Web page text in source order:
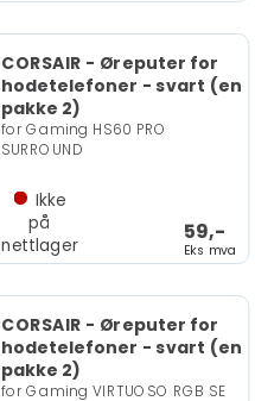
CORSAIR - Øreputer for
hodetelefoner - svart (en
pakke 2)
for Gaming HS60 PRO
SURROUND
59,-
Eks mva
Ikke
på
nettlager
CORSAIR - Øreputer for
hodetelefoner - svart (en
pakke 2)
for Gaming VIRTUOSO RGB SE